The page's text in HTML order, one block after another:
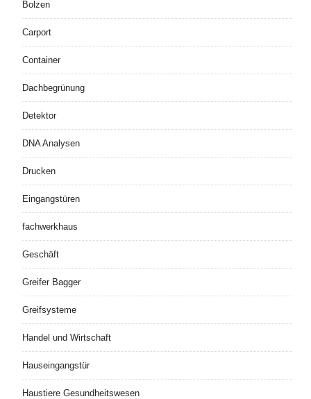
Bolzen
Carport
Container
Dachbegrünung
Detektor
DNA Analysen
Drucken
Eingangstüren
fachwerkhaus
Geschäft
Greifer Bagger
Greifsysteme
Handel und Wirtschaft
Hauseingangstür
Haustiere Gesundheitswesen